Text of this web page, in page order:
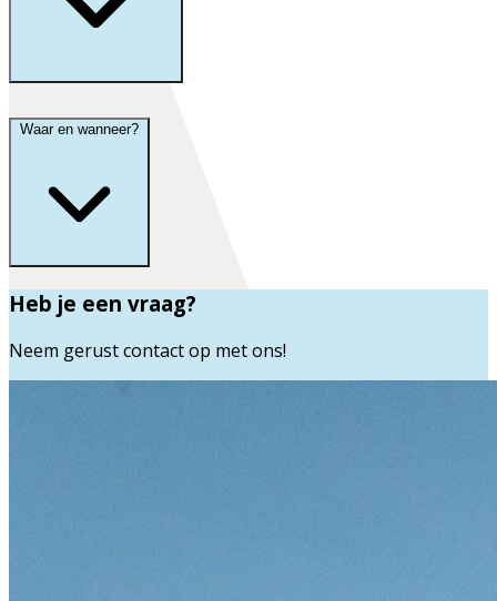
Waar en wanneer?
Heb je een vraag?
Neem gerust contact op met ons!